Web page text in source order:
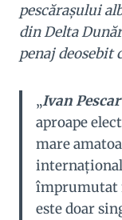
pescăraşului
din Delta
penaj deosebit
„Ivan Pescar
aproape
mare
împrumutat
este doar